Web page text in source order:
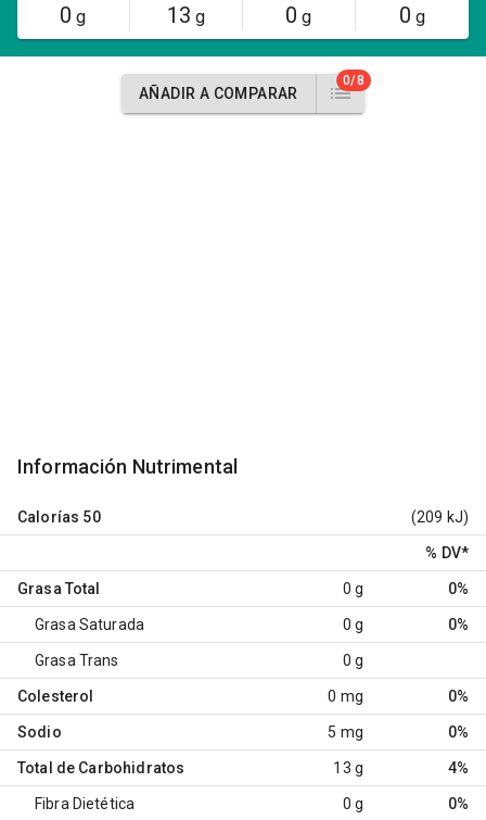
0 g 13 g 0 g 0 g
AÑADIR A COMPARAR
0/8
Información Nutrimental
Calorías 50 (209 kJ)
% DV*
Grasa Total 0 g 0%
Grasa Saturada 0 g 0%
Grasa Trans 0 g
Colesterol 0 mg 0%
Sodio 5 mg 0%
Total de Carbohidratos 13 g 4%
Fibra Dietética 0 g 0%